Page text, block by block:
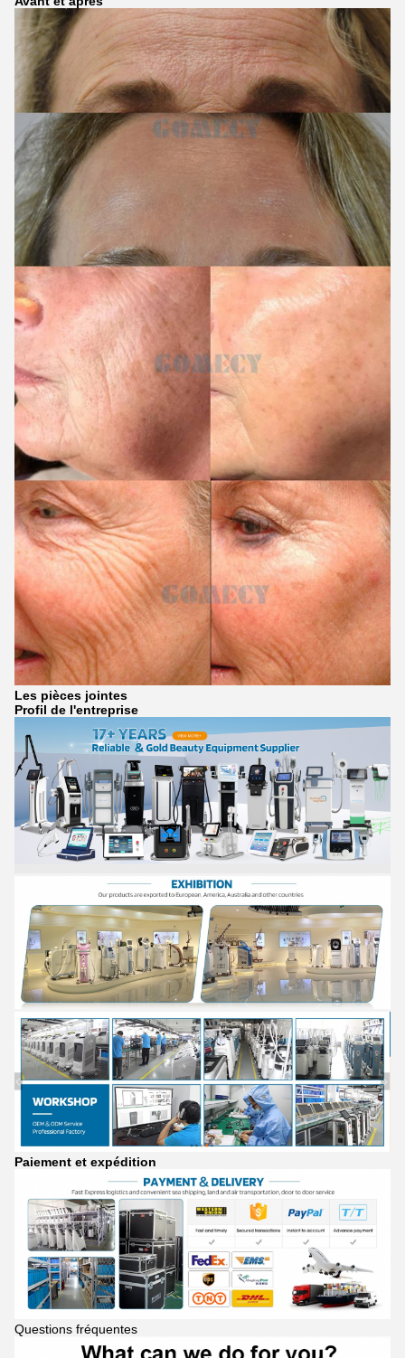
Les pièces jointes
Profil de l'entreprise
Paiement et expédition
Questions fréquentes